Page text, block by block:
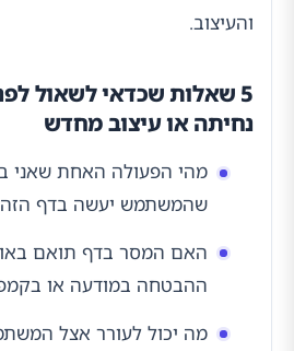
והעיצוב.
5 שאלות שכדאי לשאול
נחיתה או עיצוב מחדש
מהי הפעולה האחת שאני
שהמשתמש יעשה בדף
האם המסר בדף תואם
ההבטחה במודעה או
מה יכול לעורר אצל